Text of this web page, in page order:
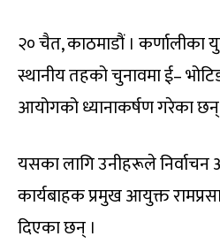
२० चैत, काठमाडौं ।
स्थानीय तहको चुनावमा ई–
आयोगको ध्यानाकर्षण गरेका छन्
यसका लागि उनीहरूले
कार्यबाहक प्रमुख आयुक्त
दिएका छन् ।